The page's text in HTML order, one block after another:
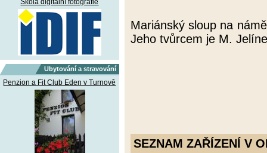
Škola digitální fotografie
Ubytování a stravování
Penzion a Fit Club Eden v Turnově
Mariánský sloup na
Jeho tvůrcem je M.
SEZNAM ZAŘÍZENÍ V